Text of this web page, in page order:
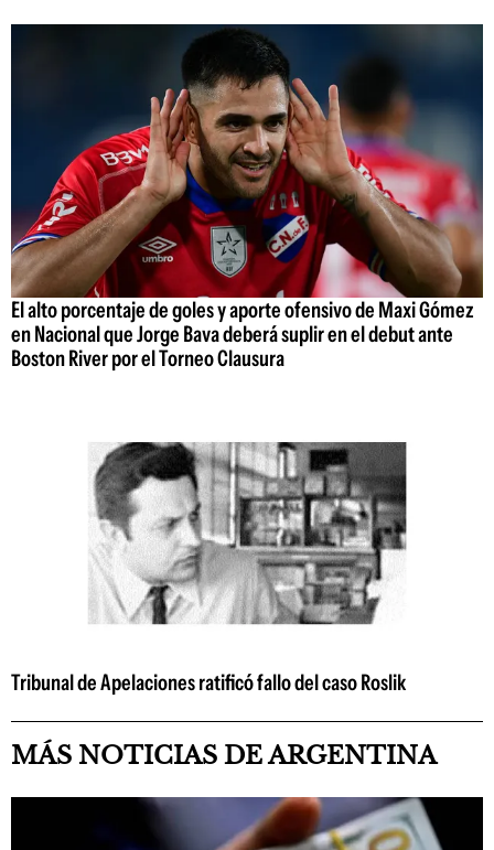
El alto porcentaje de goles y aporte ofensivo de Maxi Gómez
en Nacional que Jorge Bava deberá suplir en el debut ante
Boston River por el Torneo Clausura
Tribunal de Apelaciones ratificó fallo del caso Roslik
MÁS NOTICIAS DE ARGENTINA